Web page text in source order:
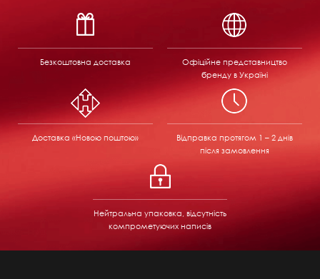
Безкоштовна доставка
Офіційне представництво
бренду в Україні
Доставка «Новою поштою» Відправка протягом 1 – 2 днів
після замовлення
Нейтральна упаковка, відсутність
компрометуючих написів